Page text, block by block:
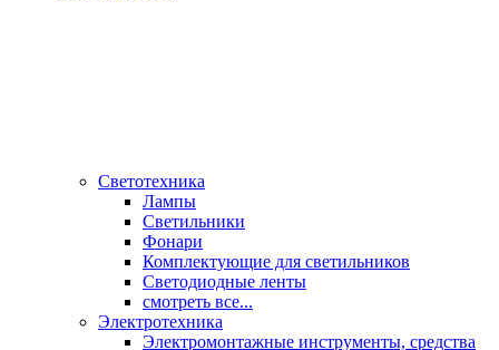
Светотехника
Лампы
Светильники
Фонари
Комплектующие для светильников
Светодиодные ленты
смотреть все...
Электротехника
Электромонтажные инструменты, средства